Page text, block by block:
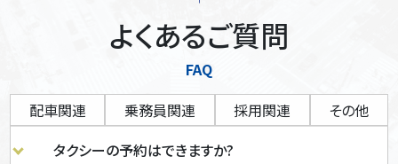
よくあるご質問
FAQ
配車関連
乗務員関連 採用関連
その他
タクシーの予約はできますか?